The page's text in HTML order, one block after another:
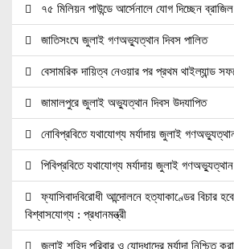
৭৫ মিলিয়ন পাউন্ডে আর্সেনালে যোগ দিচ্ছেন
জাতিসংঘে জুলাই গণঅভ্যুত্থান দিবস পালিত
বেসামরিক দায়িত্ব নেওয়ার পর প্রথম থাইল্যান্ড
জামালপুরে জুলাই অভ্যুত্থান দিবস উদযাপিত
নোবিপ্রবিতে যথাযোগ্য মর্যাদায় জুলাই
পিবিপ্রবিতে যথাযোগ্য মর্যাদায় জুলাই
ফ্যাসিবাদবিরোধী আন্দোলনে হত্যাকাণ্ডের বিচার
বিশ্বাসযোগ্য : প্রধানমন্ত্রী
জুলাই শহিদ পরিবার ও যোদ্ধাদের মর্যাদা নিশ্চিত